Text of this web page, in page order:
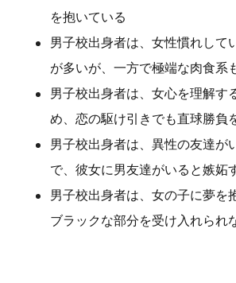
を抱いている
男子校出身者は、女性慣れして
が多いが、一方で極端な肉食系
男子校出身者は、女心を理解す
め、恋の駆け引きでも直球勝負
男子校出身者は、異性の友達が
で、彼女に男友達がいると嫉妬
男子校出身者は、女の子に夢を
ブラックな部分を受け入れられ